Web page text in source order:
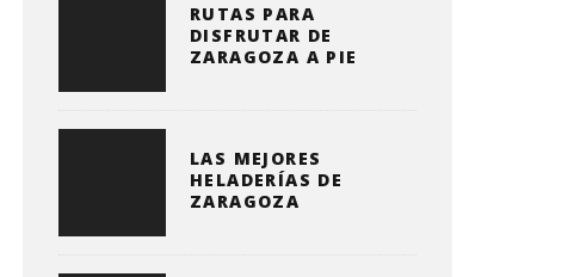
RUTAS PARA
DISFRUTAR DE
ZARAGOZA A PIE
LAS MEJORES
HELADERÍAS DE
ZARAGOZA